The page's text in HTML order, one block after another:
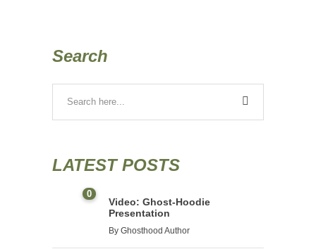
Search
LATEST POSTS
0
Video: Ghost-Hoodie
Presentation
By Ghosthood Author